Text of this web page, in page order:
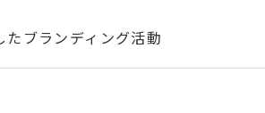
たブランディング活動